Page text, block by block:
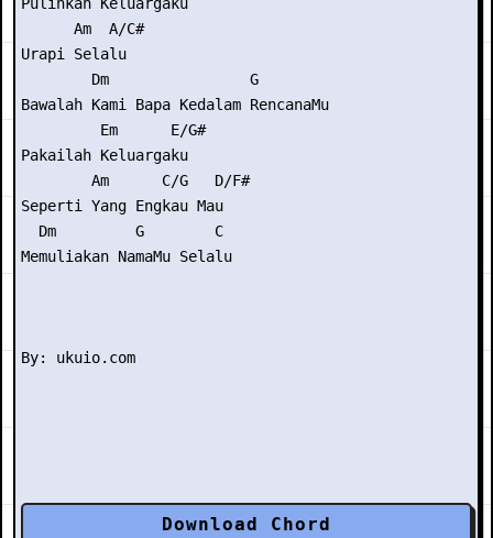
      Am  A/C#
Urapi Selalu
        Dm                G
Bawalah Kami Bapa Kedalam RencanaMu
         Em      E/G#
Pakailah Keluargaku
        Am      C/G   D/F#
Seperti Yang Engkau Mau
  Dm         G        C
Memuliakan NamaMu Selalu
Download Chord